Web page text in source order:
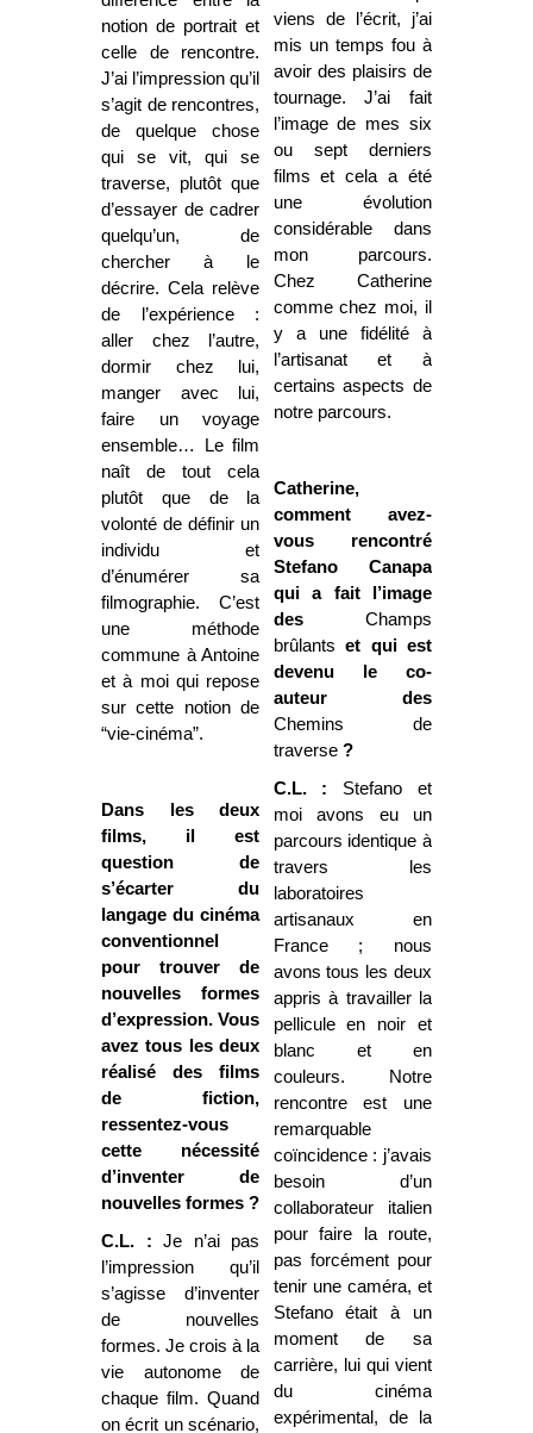
notion de portrait et
celle de rencontre.
J’ai l’impression qu’il
s’agit de rencontres,
de quelque chose
qui se vit, qui se
traverse, plutôt que
d’essayer de cadrer
quelqu’un, de
chercher à le
décrire. Cela relève
de l’expérience :
aller chez l’autre,
dormir chez lui,
manger avec lui,
faire un voyage
ensemble… Le film
naît de tout cela
plutôt que de la
volonté de définir un
individu et
d’énumérer sa
filmographie. C’est
une méthode
commune à Antoine
et à moi qui repose
sur cette notion de
“vie-cinéma”.
Dans les deux
films, il est
question de
s’écarter du
langage du cinéma
conventionnel
pour trouver de
nouvelles formes
d’expression. Vous
avez tous les deux
réalisé des films
de fiction,
ressentez-vous
cette nécessité
d’inventer de
nouvelles formes ?
C.L. : Je n’ai pas
l’impression qu’il
s’agisse d’inventer
de nouvelles
formes. Je crois à la
vie autonome de
chaque film. Quand
on écrit un scénario,
viens de l’écrit, j’ai
mis un temps fou à
avoir des plaisirs de
tournage. J’ai fait
l’image de mes six
ou sept derniers
films et cela a été
une évolution
considérable dans
mon parcours.
Chez Catherine
comme chez moi, il
y a une fidélité à
l’artisanat et à
certains aspects de
notre parcours.
Catherine,
comment avez-
vous rencontré
Stefano Canapa
qui a fait l’image
des Champs
brûlantset qui est
devenu le co-
auteur des
Chemins de
traverse?
C.L. : Stefano et
moi avons eu un
parcours identique à
travers les
laboratoires
artisanaux en
France ; nous
avons tous les deux
appris à travailler la
pellicule en noir et
blanc et en
couleurs. Notre
rencontre est une
remarquable
coïncidence : j’avais
besoin d’un
collaborateur italien
pour faire la route,
pas forcément pour
tenir une caméra, et
Stefano était à un
moment de sa
carrière, lui qui vient
du cinéma
expérimental, de la